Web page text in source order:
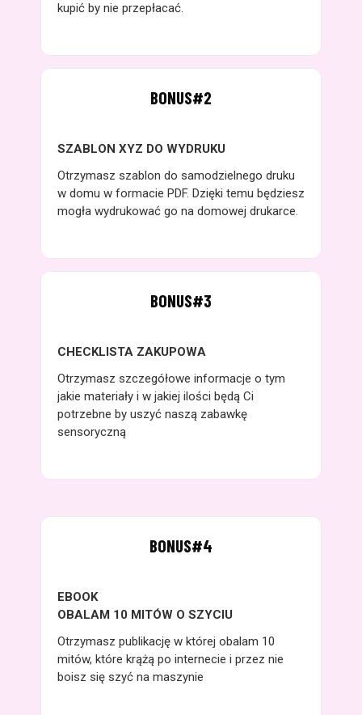
kupić by nie przepłacać.
BONUS#2
SZABLON XYZ DO WYDRUKU
Otrzymasz szablon do samodzielnego druku
w domu w formacie PDF. Dzięki temu będziesz
mogła wydrukować go na domowej drukarce.
BONUS#3
CHECKLISTA ZAKUPOWA
Otrzymasz szczegółowe informacje o tym
jakie materiały i w jakiej ilości będą Ci
potrzebne by uszyć naszą zabawkę
sensoryczną
BONUS#4
EBOOK
OBALAM 10 MITÓW O SZYCIU
Otrzymasz publikację w której obalam 10
mitów, które krążą po internecie i przez nie
boisz się szyć na maszynie